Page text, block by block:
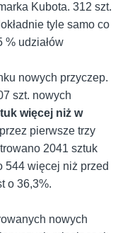
Kubota. 312 szt.
tyle samo co
% udziałów
nowych przyczep.
szt. nowych
więcej niż w
pierwsze trzy
2041 sztuk
544 więcej niż przed
o 36,3%.
nowych